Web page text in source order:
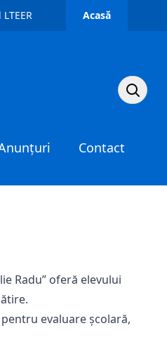
Acasă
Caută
Contact
Radu” oferă elevului
evaluare școlară,